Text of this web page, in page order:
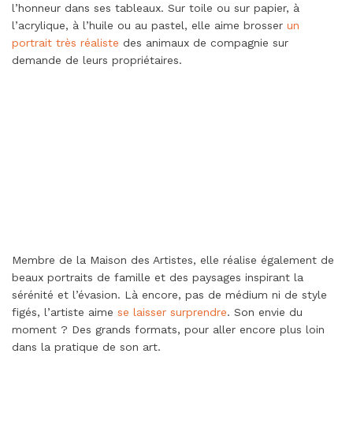
l’honneur dans ses tableaux. Sur toile ou sur papier, à
l’acrylique, à l’huile ou au pastel, elle aime brosser un
portrait très réaliste des animaux de compagnie sur
demande de leurs propriétaires.
Membre de la Maison des Artistes, elle réalise également de
beaux portraits de famille et des paysages inspirant la
sérénité et l’évasion. Là encore, pas de médium ni de style
figés, l’artiste aime se laisser surprendre. Son envie du
moment ? Des grands formats, pour aller encore plus loin
dans la pratique de son art.